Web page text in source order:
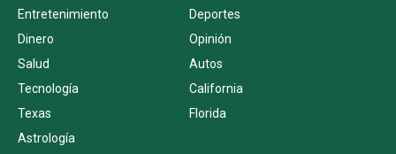
Entretenimiento
Deportes
Dinero
Opinión
Salud
Autos
Tecnología
California
Texas
Florida
Astrología